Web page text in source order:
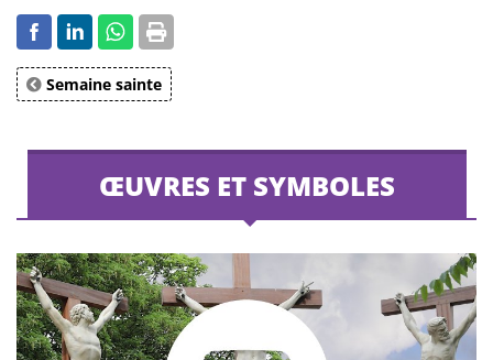
Semaine sainte
ŒUVRES ET SYMBOLES